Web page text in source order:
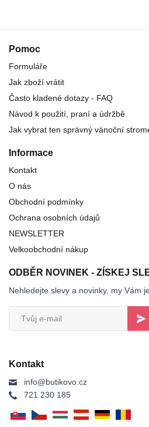
Pomoc
Formuláře
Jak zboží vrátit
Často kladené dotazy - FAQ
Návod k použití, praní a údržbě
Jak vybrat ten správný vánoční
Informace
Kontakt
O nás
Obchodní podmínky
Ochrana osobních údajů
NEWSLETTER
Velkoobchodní nákup
ODBĚR NOVINEK - ZÍSKEJ
Nehledejte slevy a novinky, my Vám
Kontakt
info@butikovo.cz
721 230 185